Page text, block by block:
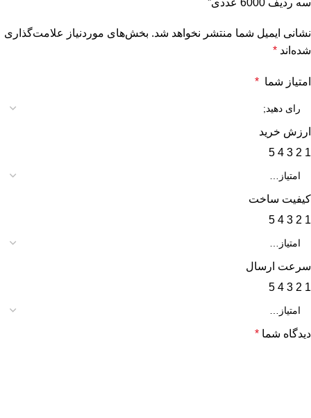
سه ردیف 6000 عددی”
نشانی ایمیل شما منتشر نخواهد شد. بخش‌های موردنیاز علامت‌گذاری
شده‌اند *
امتیاز شما *
ارزش خرید
1
2
3
4
5
کیفیت ساخت
1
2
3
4
5
سرعت ارسال
1
2
3
4
5
دیدگاه شما *